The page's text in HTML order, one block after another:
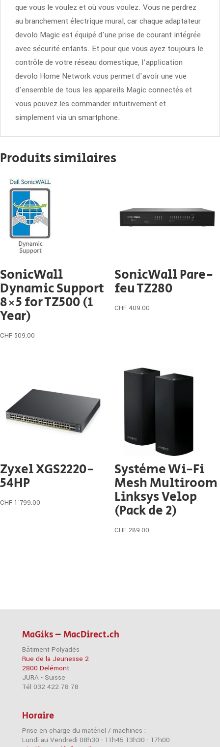
que vous le voulez et où vous voulez. Vous ne perdrez
au branchement électrique mural, car chaque adaptateur
devolo Magic est équipé d'une prise de courant intégrée
avec sécurité enfants. Et pour que vous ayez toujours le
contrôle de votre réseau domestique, l’application
devolo Home Network vous permet d'avoir une vue
d'ensemble de tous les appareils Magic connectés et
vous pouvez les commander intuitivement et
simplement via un smartphone.
Produits similaires
SonicWall
Dynamic Support
8×5 for TZ500 (1
Year)
CHF 509.00
SonicWall Pare-
feu TZ280
CHF 409.00
Zyxel XGS2220-
54HP
CHF 1'799.00
Système Wi-Fi
Mesh Multiroom
Linksys Velop
(Pack de 2)
CHF 289.00
MaGiks – MacDirect.ch
Bâtiment Polyadès
Rue de la Jeunesse 2
2800 Delémont
JURA - Suisse
Tél 032 422 78 78
Horaire
Prise en charge du matériel / machines :
Lundi au Vendredi 08h30 - 11h45 13h30 - 17h00